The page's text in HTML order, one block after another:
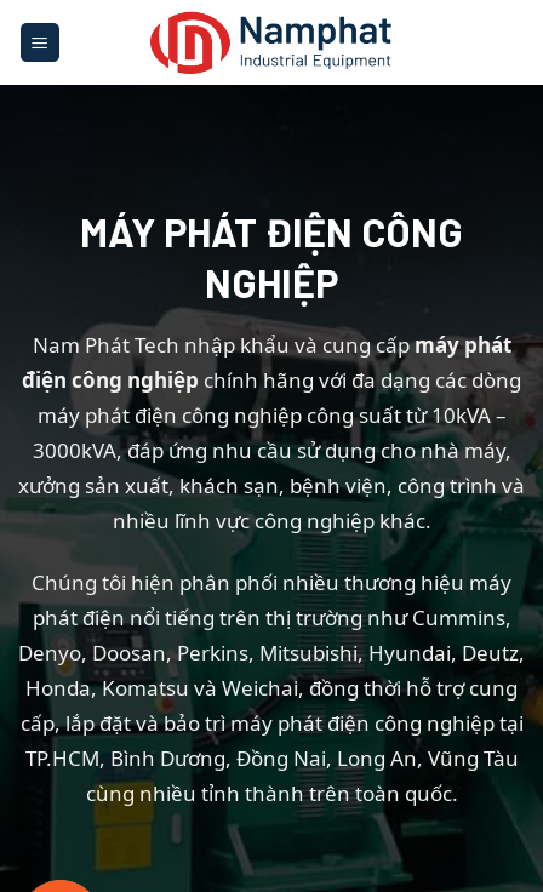
content
MÁY PHÁT ĐIỆN CÔNG
NGHIỆP
Nam Phát Tech nhập khẩu và cung cấpmáy phát
điện công nghiệp chính hãng với đa dạng các dòng
máy phát điện công nghiệp công suất từ 10kVA –
3000kVA, đáp ứng nhu cầu sử dụng cho nhà máy,
xưởng sản xuất, khách sạn, bệnh viện, công trình và
nhiều lĩnh vực công nghiệp khác.
Chúng tôi hiện phân phối nhiều thương hiệu máy
phát điện nổi tiếng trên thị trường nhưCummins,
Denyo, Doosan,Perkins, Mitsubishi,Hyundai,Deutz,
Honda,Komatsu và Weichai, đồng thời hỗ trợ cung
cấp, lắp đặt và bảo trì máy phát điện công nghiệp tại
TP.HCM, Bình Dương, Đồng Nai, Long An, Vũng Tàu
cùng nhiều tỉnh thành trên toàn quốc.